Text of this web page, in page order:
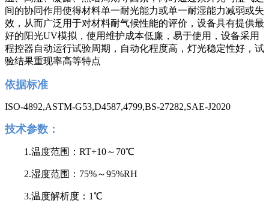
间的协同作用使得材料单一耐光能力或单一耐湿能力减弱或失
效，从而广泛用于对材料耐气候性能的评价，设备具有提供最
好的阳光UV模拟，使用维护成本低廉，易于使用，设备采用
程控器自动运行试验周期，自动化程度高，灯光稳定性好，试
验结果重现率高等特点
依据标准
ISO-4892,ASTM-G53,D4587,4799,BS-27282,SAE-J2020
技术参数：
1.温度范围：RT+10～70℃
2.湿度范围：75%～95%RH
3.温度解析度：1℃